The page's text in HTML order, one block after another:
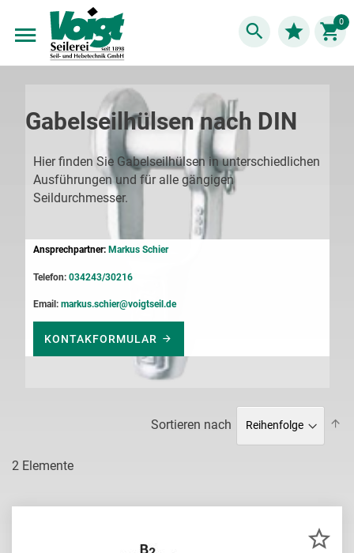
Suche
Zum
Inhalt
Merkliste 0
Gabelseilhülsen nach DIN
Hier finden Sie Gabelseilhülsen in unterschiedlichen
Ausführungen und für alle gängigen
Seildurchmesser.
Ansprechpartner: Markus Schier
Telefon: 034243/30216
Email: markus.schier@voigtseil.de
KONTAKFORMULAR
2 Elemente
Sortieren nach